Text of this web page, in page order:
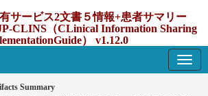
サービス2文書５情報+患者サマリー
CLINS（CLinical Information Sharing
） v1.12.0
Summary